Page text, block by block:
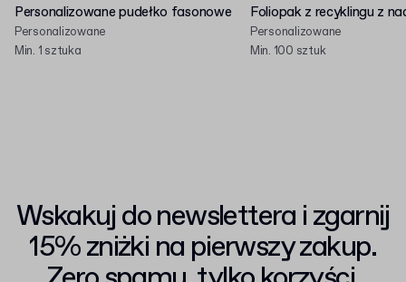
Personalizowane pudełko fasonowe
Personalizowane
Min. 1 sztuka
Foliopak z recyklingu z
Personalizowane
Min. 100 sztuk
Wskakuj do newslettera i zgarnij
15% zniżki na pierwszy zakup.